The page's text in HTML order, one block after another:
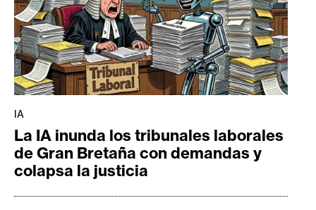
IA
La IA inunda los tribunales laborales
de Gran Bretaña con demandas y
colapsa la justicia